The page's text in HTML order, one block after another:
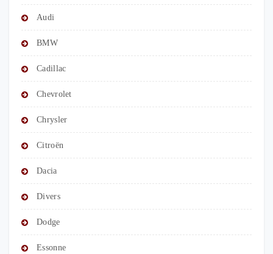
Audi
BMW
Cadillac
Chevrolet
Chrysler
Citroën
Dacia
Divers
Dodge
Essonne